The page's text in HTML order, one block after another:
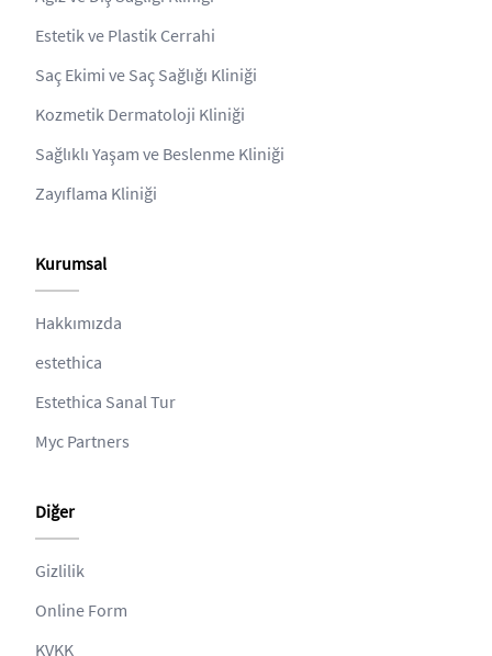
Estetik ve Plastik Cerrahi
Saç Ekimi ve Saç Sağlığı Kliniği
Kozmetik Dermatoloji Kliniği
Sağlıklı Yaşam ve Beslenme Kliniği
Zayıflama Kliniği
Kurumsal
Hakkımızda
estethica
Estethica Sanal Tur
Myc Partners
Diğer
Gizlilik
Online Form
KVKK